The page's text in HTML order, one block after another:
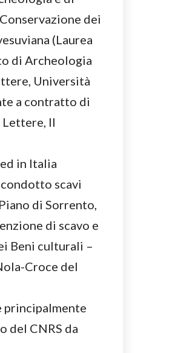
dei
(Laurea
di Archeologia
Università
a contratto di
II
in Italia
scavi
di Sorrento,
di scavo e
Beni culturali –
Croce del
principalmente
del CNRS da